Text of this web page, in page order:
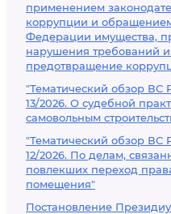
применением
коррупции и
Федерации имущества,
нарушения требований
предотвращение
"Тематический обзор ВС
13/2026. О судебной
самовольным
"Тематический обзор ВС
12/2026. По делам,
повлекших переход
помещения"
Постановление